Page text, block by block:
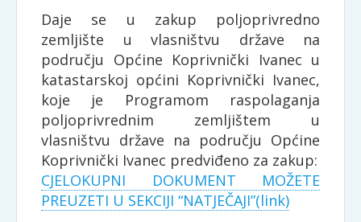
Daje se u zakup poljoprivredno
zemljište u vlasništvu države na
području Općine Koprivnički Ivanec u
katastarskoj općini Koprivnički Ivanec,
koje je Programom raspolaganja
poljoprivrednim zemljištem u
vlasništvu države na području Općine
Koprivnički Ivanec predviđeno za zakup:
CJELOKUPNI DOKUMENT MOŽETE
PREUZETI U SEKCIJI “NATJEČAJI”(link)